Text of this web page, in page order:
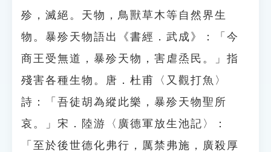
殄，滅絕。天物，鳥獸草木等自然界生
物。暴殄天物語出《書經．武成》：「今
商王受無道，暴殄天物，害虐烝民。」指
殘害各種生物。唐．杜甫〈又觀打魚〉
詩：「吾徒胡為縱此樂，暴殄天物聖所
哀。」宋．陸游〈廣德軍放生池記〉：
「至於後世德化弗行，厲禁弗施，廣殺厚